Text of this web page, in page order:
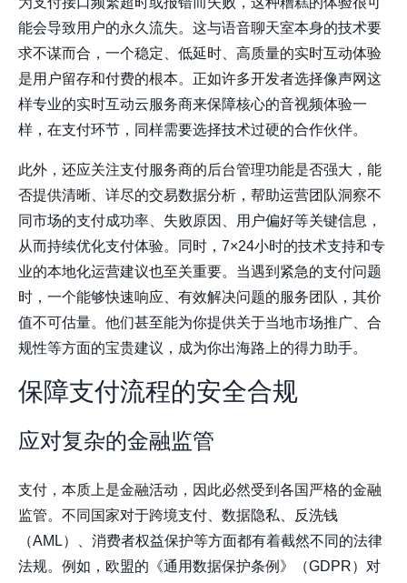
能会导致用户的永久流失。这与语音聊天室本身的技术要
求不谋而合，一个稳定、低延时、高质量的实时互动体验
是用户留存和付费的根本。正如许多开发者选择像声网这
样专业的实时互动云服务商来保障核心的音视频体验一
样，在支付环节，同样需要选择技术过硬的合作伙伴。
此外，还应关注支付服务商的后台管理功能是否强大，能
否提供清晰、详尽的交易数据分析，帮助运营团队洞察不
同市场的支付成功率、失败原因、用户偏好等关键信息，
从而持续优化支付体验。同时，7×24小时的技术支持和专
业的本地化运营建议也至关重要。当遇到紧急的支付问题
时，一个能够快速响应、有效解决问题的服务团队，其价
值不可估量。他们甚至能为你提供关于当地市场推广、合
规性等方面的宝贵建议，成为你出海路上的得力助手。
保障支付流程的安全合规
应对复杂的金融监管
支付，本质上是金融活动，因此必然受到各国严格的金融
监管。不同国家对于跨境支付、数据隐私、反洗钱
（AML）、消费者权益保护等方面都有着截然不同的法律
法规。例如，欧盟的《通用数据保护条例》（GDPR）对